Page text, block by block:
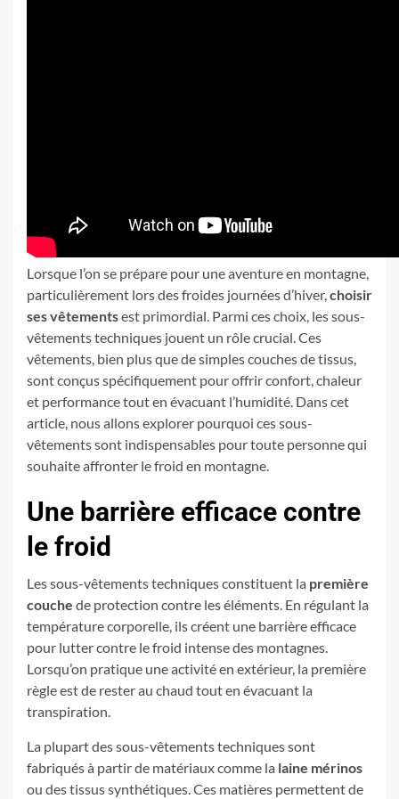
Lorsque l’on se prépare pour une aventure en montagne,
particulièrement lors des froides journées d’hiver,choisir
ses vêtementsest primordial. Parmi ces choix, les sous-
vêtements techniques jouent un rôle crucial. Ces
vêtements, bien plus que de simples couches de tissus,
sont conçus spécifiquement pour offrir confort, chaleur
et performance tout en évacuant l’humidité. Dans cet
article, nous allons explorer pourquoi ces sous-
vêtements sont indispensables pour toute personne qui
souhaite affronter le froid en montagne.
Une barrière efficace contre
le froid
Les sous-vêtements techniques constituent la première
couche de protection contre les éléments. En régulant la
température corporelle, ils créent une barrière efficace
pour lutter contre le froid intense des montagnes.
Lorsqu’on pratique une activité en extérieur, la première
règle est de rester au chaud tout en évacuant la
transpiration.
La plupart des sous-vêtements techniques sont
fabriqués à partir de matériaux comme la laine mérinos
ou des tissus synthétiques. Ces matières permettent de